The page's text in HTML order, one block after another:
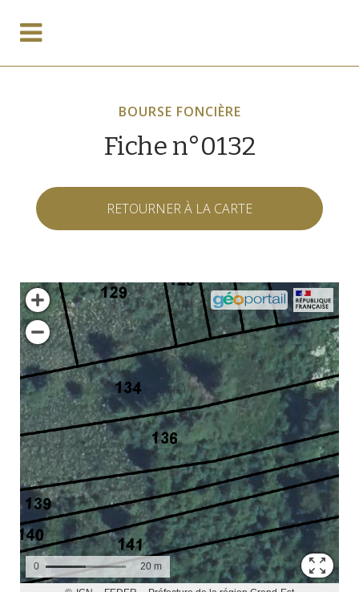
BOURSE FONCIÈRE
Fiche n°0132
RETOURNER À LA CARTE